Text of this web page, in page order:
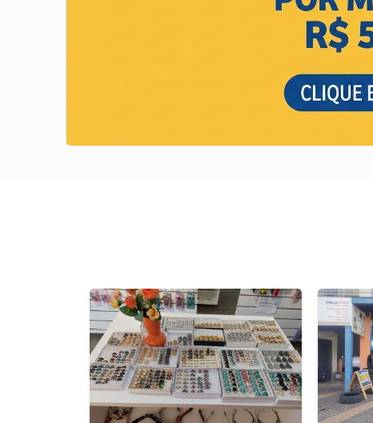
Previous Next
Previous